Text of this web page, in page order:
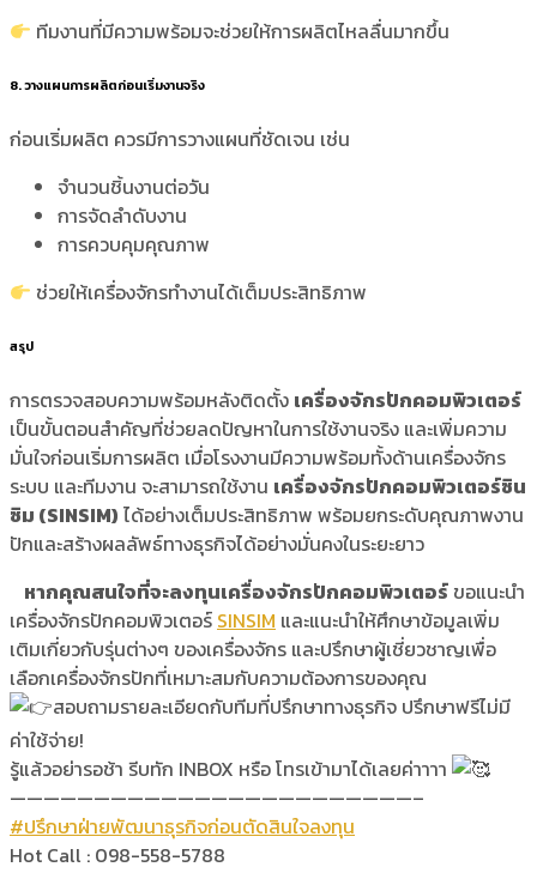
ทีมงานที่มีความพร้อมจะช่วยให้การผลิตไหลลื่นมากขึ้น
8. วางแผนการผลิตก่อนเริ่มงานจริง
ก่อนเริ่มผลิต ควรมีการวางแผนที่ชัดเจน เช่น
จำนวนชิ้นงานต่อวัน
การจัดลำดับงาน
การควบคุมคุณภาพ
ช่วยให้เครื่องจักรทำงานได้เต็มประสิทธิภาพ
สรุป
การตรวจสอบความพร้อมหลังติดตั้ง เครื่องจักรปักคอมพิวเตอร์
เป็นขั้นตอนสำคัญที่ช่วยลดปัญหาในการใช้งานจริง และเพิ่มความ
มั่นใจก่อนเริ่มการผลิต เมื่อโรงงานมีความพร้อมทั้งด้านเครื่องจักร
ระบบ และทีมงาน จะสามารถใช้งาน เครื่องจักรปักคอมพิวเตอร์ซิน
ซิม (SINSIM) ได้อย่างเต็มประสิทธิภาพ พร้อมยกระดับคุณภาพงาน
ปักและสร้างผลลัพธ์ทางธุรกิจได้อย่างมั่นคงในระยะยาว
หากคุณสนใจที่จะลงทุนเครื่องจักรปักคอมพิวเตอร์ ขอแนะนำ
เครื่องจักรปักคอมพิวเตอร์ SINSIM และแนะนำให้ศึกษาข้อมูลเพิ่ม
เติมเกี่ยวกับรุ่นต่างๆ ของเครื่องจักร และปรึกษาผู้เชี่ยวชาญเพื่อ
เลือกเครื่องจักรปักที่เหมาะสมกับความต้องการของคุณ
สอบถามรายละเอียดกับทีมที่ปรึกษาทางธุรกิจ ปรึกษาฟรีไม่มี
ค่าใช้จ่าย!
รู้แล้วอย่ารอช้า รีบทัก INBOX หรือ โทรเข้ามาได้เลยค่าาาา
————————————————————————–
#ปรึกษาฝ่ายพัฒนาธุรกิจก่อนตัดสินใจลงทุน
Hot Call : 098-558-5788